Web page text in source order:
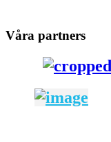
Våra partners